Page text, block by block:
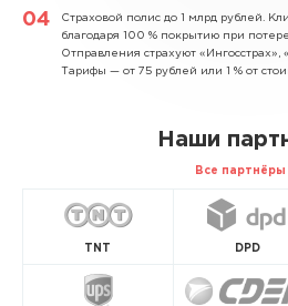
Страховой полис до 1 млрд рублей.
благодаря 100 % покрытию при
Отправления страхуют «Ингосстрах»,
Тарифы — от 75 рублей или 1 % от
Наши
Все партнёры
TNT DPD